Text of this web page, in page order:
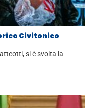
Civitonico
si è svolta la